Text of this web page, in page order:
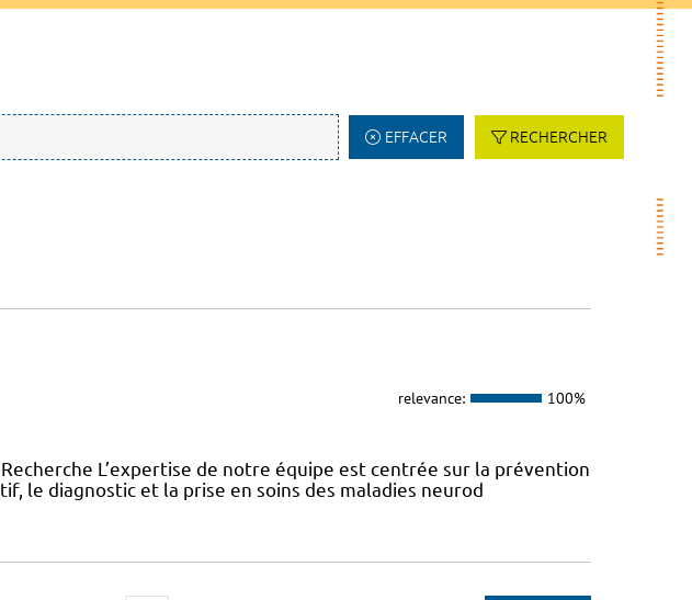
EFFACER RECHERCHER
relevance: 100%
L’expertise de notre équipe est centrée sur la prévention
le diagnostic et la prise en soins des maladies neurod